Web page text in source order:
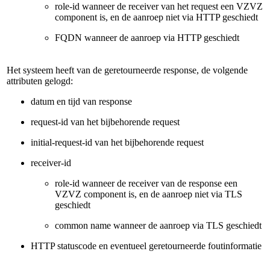
role-id wanneer de receiver van het request een VZVZ
component is, en de aanroep niet via HTTP geschiedt
FQDN wanneer de aanroep via HTTP geschiedt
Het systeem heeft van de geretourneerde response, de volgende
attributen gelogd:
datum en tijd van response
request-id van het bijbehorende request
initial-request-id van het bijbehorende request
receiver-id
role-id wanneer de receiver van de response een
VZVZ component is, en de aanroep niet via TLS
geschiedt
common name wanneer de aanroep via TLS geschiedt
HTTP statuscode en eventueel geretourneerde foutinformatie